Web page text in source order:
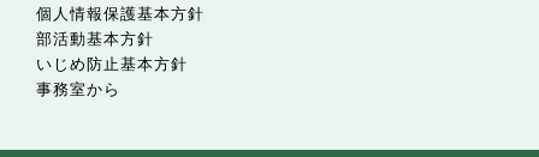
個人情報保護基本方針
部活動基本方針
いじめ防止基本方針
事務室から